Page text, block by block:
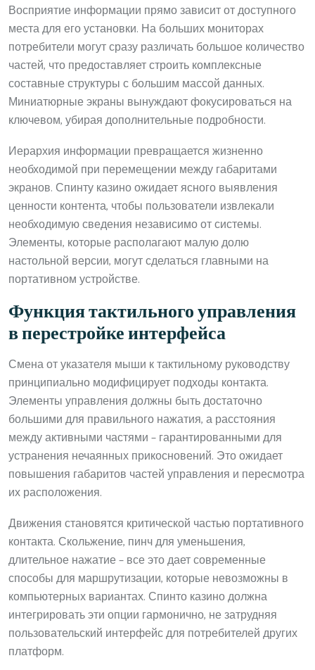
Восприятие информации прямо зависит от доступного
места для его установки. На больших мониторах
потребители могут сразу различать большое количество
частей, что предоставляет строить комплексные
составные структуры с большим массой данных.
Миниатюрные экраны вынуждают фокусироваться на
ключевом, убирая дополнительные подробности.
Иерархия информации превращается жизненно
необходимой при перемещении между габаритами
экранов. Спинту казино ожидает ясного выявления
ценности контента, чтобы пользователи извлекали
необходимую сведения независимо от системы.
Элементы, которые располагают малую долю
настольной версии, могут сделаться главными на
портативном устройстве.
Функция тактильного управления
в перестройке интерфейса
Смена от указателя мыши к тактильному руководству
принципиально модифицирует подходы контакта.
Элементы управления должны быть достаточно
большими для правильного нажатия, а расстояния
между активными частями – гарантированными для
устранения нечаянных прикосновений. Это ожидает
повышения габаритов частей управления и пересмотра
их расположения.
Движения становятся критической частью портативного
контакта. Скольжение, пинч для уменьшения,
длительное нажатие – все это дает современные
способы для маршрутизации, которые невозможны в
компьютерных вариантах. Спинто казино должна
интегрировать эти опции гармонично, не затрудняя
пользовательский интерфейс для потребителей других
платформ.